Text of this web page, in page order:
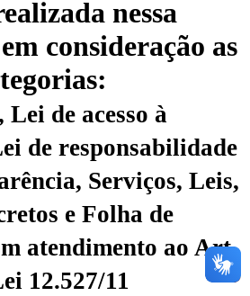
nessa
consideração as
de acesso à
de responsabilidade
Serviços, Leis,
e Folha de
atendimento ao Art.
12.527/11